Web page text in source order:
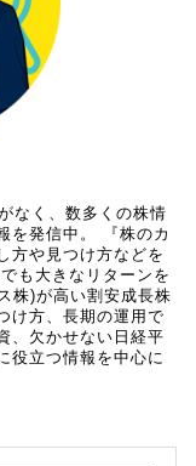
なく、数多くの株情
を発信中。 『株のカ
方や見つけ方などを
も大きなリターンを
株)が高い割安成長株
け方、長期の運用で
、欠かせない日経平
役立つ情報を中心に